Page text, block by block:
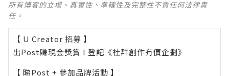
所有博客的立場、真實性、準確性及完整性不負任何法律責
任。
【 U Creator 招募 】
出Post賺現金獎賞 l 登記《社群創作有價企劃》
【 睇Post + 參加品牌活動 】